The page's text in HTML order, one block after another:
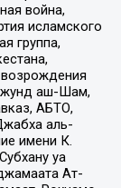
война,
исламского
группа,
аш-Шам,
АБТО,
аль-
имени К.
уа
Ат-